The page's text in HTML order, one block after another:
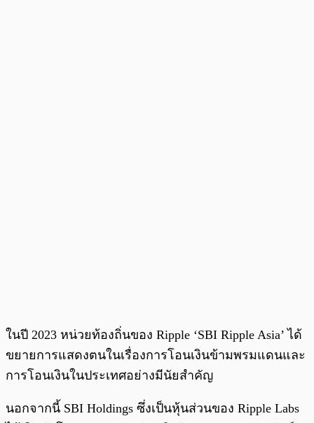
ในปี 2023 หน่วยท้องถิ่นของ Ripple ‘SBI Ripple Asia’ ได้
ขยายการแสดงตนในเรื่องการโอนเงินข้ามพรมแดนและ
การโอนเงินในประเทศอย่างมีนัยสำคัญ
นอกจากนี้ SBI Holdings ซึ่งเป็นหุ้นส่วนของ Ripple Labs